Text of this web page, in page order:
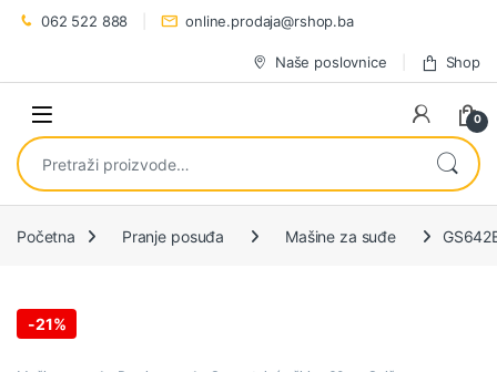
Preskoči na navigaciju
Preskoči na sadržaj
062 522 888 online.prodaja@rshop.ba
Naše poslovnice Shop
0
Pretraži:
Početna Pranje posuđa Mašine za suđe
-21%